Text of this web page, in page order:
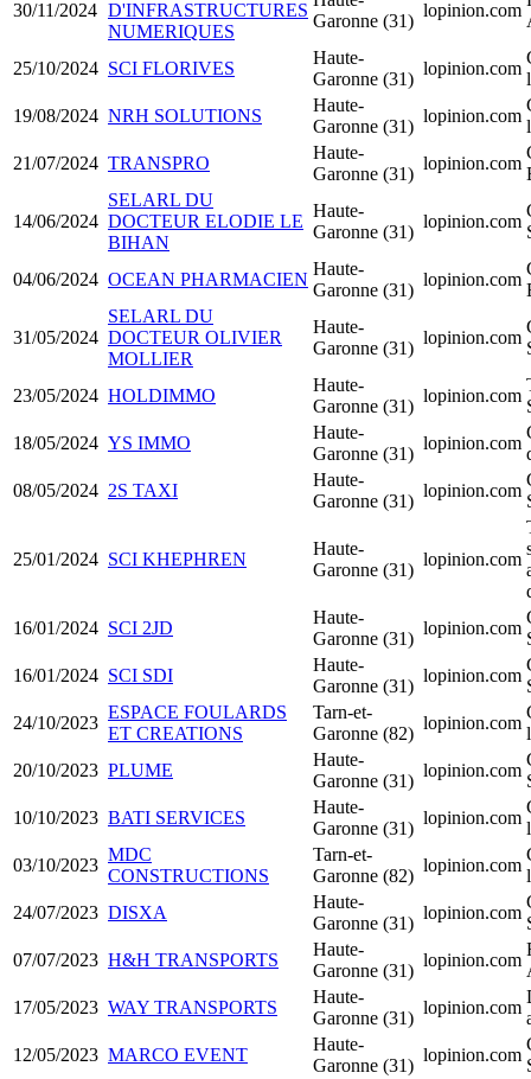
30/11/2024 D'INFRASTRUCTURES
NUMERIQUES
Garonne (31)
lopinion.com
25/10/2024 SCI FLORIVES
Haute-
Garonne (31)
lopinion.com
19/08/2024 NRH SOLUTIONS
Haute-
Garonne (31)
lopinion.com
21/07/2024 TRANSPRO
Haute-
Garonne (31)
lopinion.com
14/06/2024
SELARL DU
DOCTEUR ELODIE LE
BIHAN
Haute-
Garonne (31)
lopinion.com
04/06/2024 OCEAN PHARMACIEN
Haute-
Garonne (31)
lopinion.com
31/05/2024
SELARL DU
DOCTEUR OLIVIER
MOLLIER
Haute-
Garonne (31)
lopinion.com
23/05/2024 HOLDIMMO
Haute-
Garonne (31)
lopinion.com
18/05/2024 YS IMMO
Haute-
Garonne (31)
lopinion.com
08/05/2024 2S TAXI
Haute-
Garonne (31)
lopinion.com
25/01/2024 SCI KHEPHREN
Haute-
Garonne (31)
lopinion.com
16/01/2024 SCI 2JD
Haute-
Garonne (31)
lopinion.com
16/01/2024 SCI SDI
Haute-
Garonne (31)
lopinion.com
24/10/2023
ESPACE FOULARDS
ET CREATIONS
Tarn-et-
Garonne (82)
lopinion.com
20/10/2023 PLUME
Haute-
Garonne (31)
lopinion.com
10/10/2023 BATI SERVICES
Haute-
Garonne (31)
lopinion.com
03/10/2023
MDC
CONSTRUCTIONS
Tarn-et-
Garonne (82)
lopinion.com
24/07/2023 DISXA
Haute-
Garonne (31)
lopinion.com
07/07/2023 H&H TRANSPORTS
Haute-
Garonne (31)
lopinion.com
17/05/2023 WAY TRANSPORTS
Haute-
Garonne (31)
lopinion.com
12/05/2023 MARCO EVENT
Haute-
Garonne (31)
lopinion.com